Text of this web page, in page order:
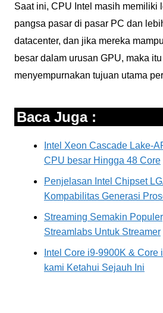
Saat ini, CPU Intel masih memiliki
pangsa pasar di pasar PC dan
datacenter, dan jika mereka
besar dalam urusan GPU, maka
menyempurnakan tujuan utama
Baca Juga :
Intel Xeon Cascade Lake-
CPU besar Hingga 48 Core
Penjelasan Intel Chipset
Kompabilitas Generasi
Streaming Semakin
Streamlabs Untuk Streamer
Intel Core i9-9900K & Core
kami Ketahui Sejauh Ini